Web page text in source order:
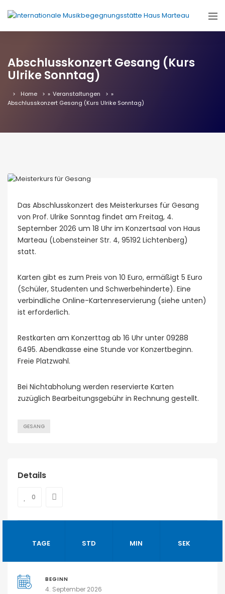
Abschlusskonzert Gesang (Kurs
Ulrike Sonntag)
Home » Veranstaltungen
»
Abschlusskonzert Gesang (Kurs Ulrike Sonntag)
Das Abschlusskonzert des Meisterkurses für Gesang
von Prof. Ulrike Sonntag findet am Freitag, 4.
September 2026 um 18 Uhr im Konzertsaal von Haus
Marteau (Lobensteiner Str. 4, 95192 Lichtenberg)
statt.
Karten gibt es zum Preis von 10 Euro, ermäßigt 5 Euro
(Schüler, Studenten und Schwerbehinderte). Eine
verbindliche Online-Kartenreservierung (siehe unten)
ist erforderlich.
Restkarten am Konzerttag ab 16 Uhr unter 09288
6495. Abendkasse eine Stunde vor Konzertbeginn.
Freie Platzwahl.
Bei Nichtabholung werden reservierte Karten
zuzüglich Bearbeitungsgebühr in Rechnung gestellt.
GESANG
Details
0
TAGE STD MIN SEK
BEGINN
4. September 2026